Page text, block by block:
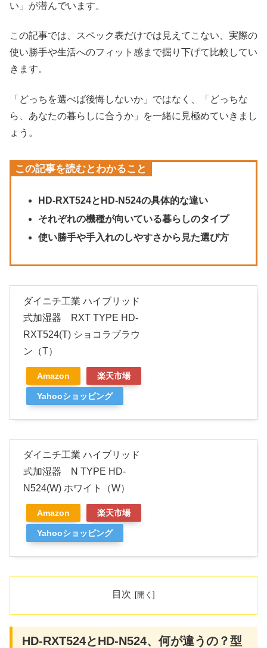
い」が潜んでいます。
この記事では、スペック表だけでは見えてこない、実際の
使い勝手や生活へのフィット感まで掘り下げて比較してい
きます。
「どっちを選べば後悔しないか」ではなく、「どっちな
ら、あなたの暮らしに合うか」を一緒に見極めていきまし
ょう。
この記事を読むとわかること
HD-RXT524とHD-N524の具体的な違い
それぞれの機種が向いている暮らしのタイプ
使い勝手や手入れのしやすさから見た選び方
ダイニチ工業 ハイブリッド
式加湿器 RXT TYPE HD-
RXT524(T) ショコラブラウ
ン（T）
Amazon 楽天市場
Yahooショッピング
ダイニチ工業 ハイブリッド
式加湿器 N TYPE HD-
N524(W) ホワイト（W）
Amazon 楽天市場
Yahooショッピング
目次
HD‑RXT524とHD‑N524、何が違うの？型